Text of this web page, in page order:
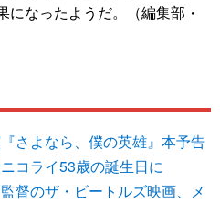
になったようだ。（編集部・
さよなら、僕の英雄』本予告
コライ53歳の誕生日に
督のザ・ビートルズ映画、メ